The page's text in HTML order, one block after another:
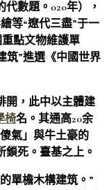
數題。020年），
等“遼代三盡”于一
點文物維護單
筑”進選《中國世界
開，此中以主體建
椅名。其通高20余
氣」與牛土豪的
鎖死。臺基之上。
單檐木構建筑。”